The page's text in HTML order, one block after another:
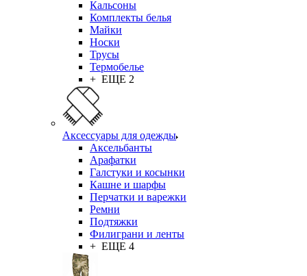
Кальсоны
Комплекты белья
Майки
Носки
Трусы
Термобелье
+ ЕЩЕ 2
Аксессуары для одежды
Аксельбанты
Арафатки
Галстуки и косынки
Кашне и шарфы
Перчатки и варежки
Ремни
Подтяжки
Филиграни и ленты
+ ЕЩЕ 4